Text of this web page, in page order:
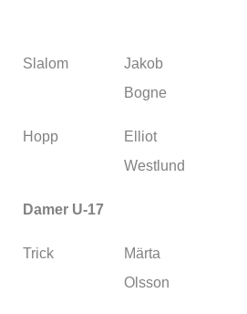
Slalom
Jakob
Bogne
Hopp
Elliot
Westlund
Damer U-17
Trick
Märta
Olsson